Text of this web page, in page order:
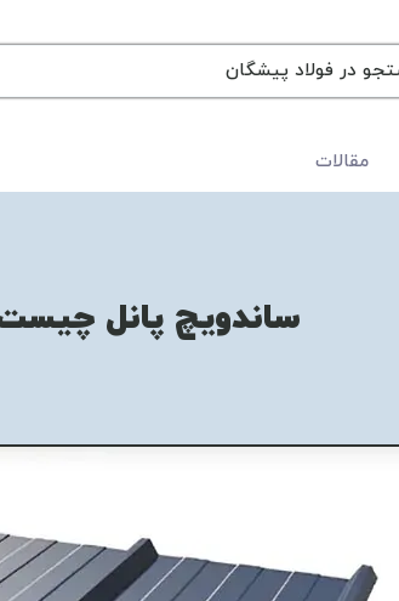
مقالات
ساندویچ پانل چیست